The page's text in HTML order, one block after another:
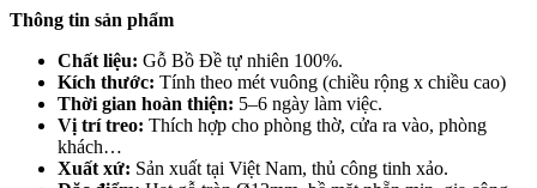
Thông tin sản phẩm
Chất liệu: Gỗ Bồ Đề tự nhiên 100%.
Kích thước: Tính theo mét vuông (chiều rộng x chiều cao)
Thời gian hoàn thiện: 5–6 ngày làm việc.
Vị trí treo: Thích hợp cho phòng thờ, cửa ra vào, phòng
khách…
Xuất xứ: Sản xuất tại Việt Nam, thủ công tinh xảo.